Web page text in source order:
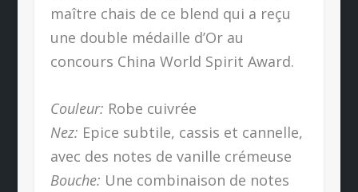
maître chais de ce blend qui a reçu
une double médaille d’Or au
concours China World Spirit Award.
Couleur: Robe cuivrée
Nez: Epice subtile, cassis et cannelle,
avec des notes de vanille crémeuse
Bouche: Une combinaison de notes